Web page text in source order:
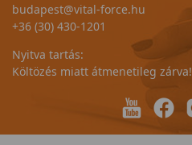
budapest@vital-force.hu
+36 (30) 430-1201
Nyitva tartás:
Költözés miatt átmenetileg zárva!